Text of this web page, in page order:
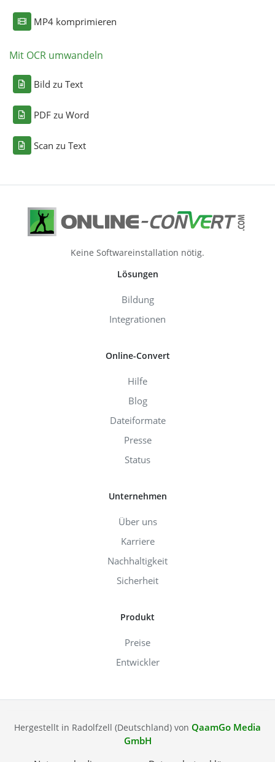
MP4 komprimieren
Mit OCR umwandeln
Bild zu Text
PDF zu Word
Scan zu Text
Keine Softwareinstallation nötig.
Lösungen
Bildung
Integrationen
Online-Convert
Hilfe
Blog
Dateiformate
Presse
Status
Unternehmen
Über uns
Karriere
Nachhaltigkeit
Sicherheit
Produkt
Preise
Entwickler
Hergestellt in Radolfzell (Deutschland) von QaamGo Media
GmbH